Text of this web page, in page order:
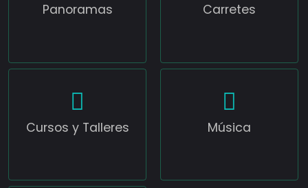
Panoramas Carretes
Cursos y Talleres Música